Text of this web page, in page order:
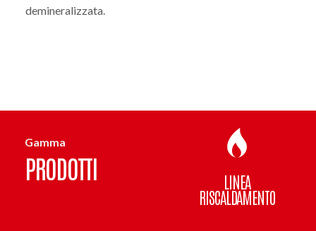
demineralizzata.
Gamma
PRODOTTI LINEA
RISCALDAMENTO